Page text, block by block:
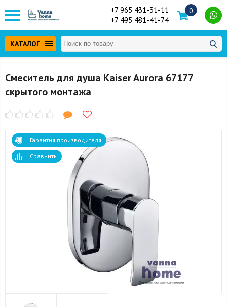
+7 965 431-31-11
+7 495 481-41-74
0
КАТАЛОГ
Смеситель для душа Kaiser Aurora 67177
скрытого монтажа
Гарантия производителя
Сравнить